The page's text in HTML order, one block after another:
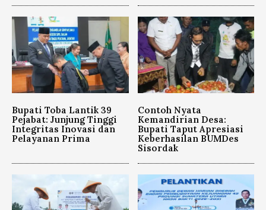
Bupati Toba Lantik 39
Pejabat: Junjung Tinggi
Integritas Inovasi dan
Pelayanan Prima
Contoh Nyata
Kemandirian Desa:
Bupati Taput Apresiasi
Keberhasilan BUMDes
Sisordak